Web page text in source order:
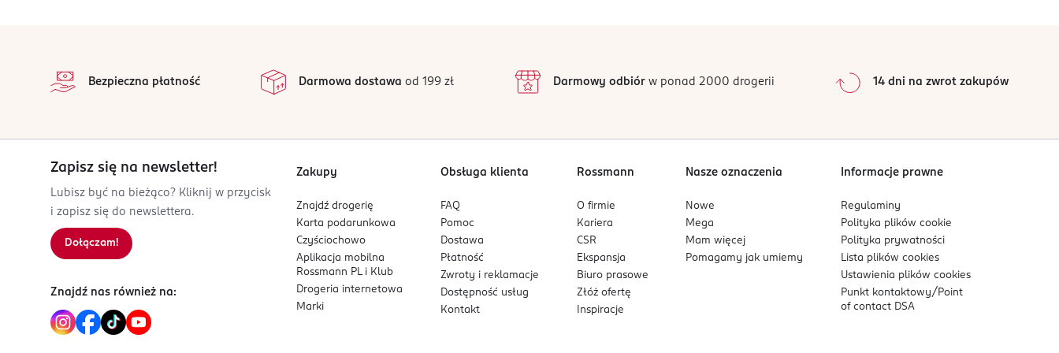
2
1
0%
Sortowanie wgdata: od najnowszej
Bezpieczna płatność Darmowa dostawa od 199 zł Darmowy odbiórw ponad 2000 drogerii 14 dni na zwrot zakupów
Zapisz się na newsletter!
Lubisz być na bieżąco? Kliknij w przycisk
i zapisz się do newslettera.
Dołączam!
Znajdź nas również na:
Zakupy
Znajdź drogerię
Karta podarunkowa
Czyściochowo
Aplikacja mobilna
Rossmann PL i Klub
Drogeria internetowa
Marki
Obsługa klienta
FAQ
Pomoc
Dostawa
Płatność
Zwroty i reklamacje
Dostępność usług
Kontakt
Rossmann
O firmie
Kariera
CSR
Ekspansja
Biuro prasowe
Złóż ofertę
Inspiracje
Nasze oznaczenia
Nowe
Mega
Mam więcej
Pomagamy jak umiemy
Informacje prawne
Regulaminy
Polityka plikówcookie
Polityka prywatności
Lista plikówcookies
Ustawienia plikówcookies
Punkt kontaktowy/ Point
of contact DSA